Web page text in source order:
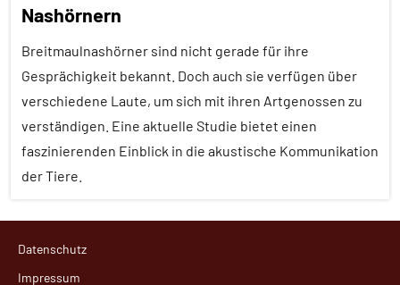
Lernen
und
Säugetiere
Sinne
Wirbeltiere
Nashörnern
Breitmaulnashörner sind nicht gerade für ihre
Gesprächigkeit bekannt. Doch auch sie verfügen über
verschiedene Laute, um sich mit ihren Artgenossen zu
verständigen. Eine aktuelle Studie bietet einen
faszinierenden Einblick in die akustische Kommunikation
der Tiere.
Datenschutz
Impressum